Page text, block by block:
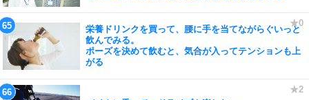
栄養ドリンクを買って、腰に手を当てながらぐいっと
飲んでみる。
ポーズを決めて飲むと、気合が入ってテンションも上
がる